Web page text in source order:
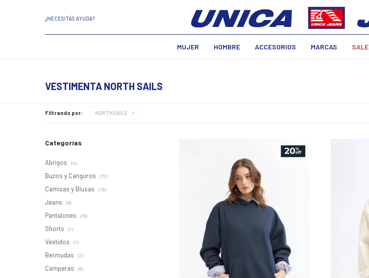
MUJER HOMBRE ACCESORIOS MARCAS SALE
¿NECESITÁS AYUDA?
VESTIMENTA NORTH SAILS
Filtrando por: NORTH SAILS
Categorías
Abrigos (4)
Buzos y Canguros (72)
Camisas y Blusas (10)
Jeans (9)
Pantalones (16)
Shorts (1)
Vestidos (1)
Bermudas (2)
Camperas (6)